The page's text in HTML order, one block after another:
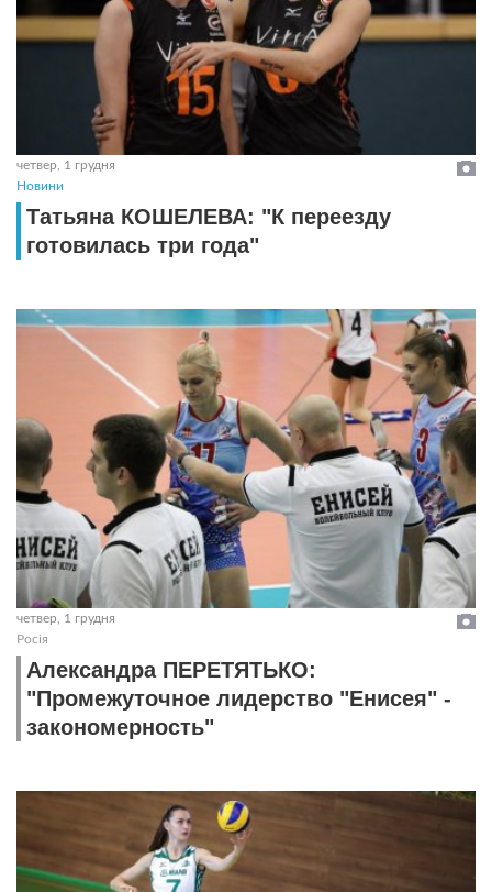
четвер, 1 грудня
Новини
Татьяна КОШЕЛЕВА: "К переезду
готовилась три года"
четвер, 1 грудня
Росія
Александра ПЕРЕТЯТЬКО:
"Промежуточное лидерство "Енисея" -
закономерность"